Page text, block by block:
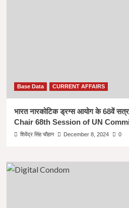
Base Data CURRENT AFFAIRS
भारत नारकोटिक ड्रग्स आयोग के 68वें
Chair 68th Session of UN
शिवेंद्र सिंह चौहान December 8, 2024 0